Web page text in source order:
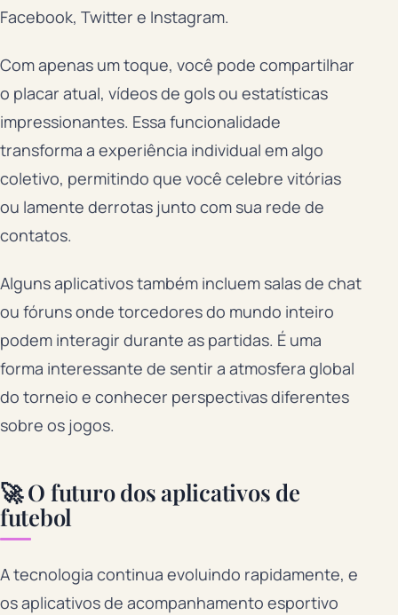
Facebook, Twitter e Instagram.
Com apenas um toque, você pode compartilhar
o placar atual, vídeos de gols ou estatísticas
impressionantes. Essa funcionalidade
transforma a experiência individual em algo
coletivo, permitindo que você celebre vitórias
ou lamente derrotas junto com sua rede de
contatos.
Alguns aplicativos também incluem salas de chat
ou fóruns onde torcedores do mundo inteiro
podem interagir durante as partidas. É uma
forma interessante de sentir a atmosfera global
do torneio e conhecer perspectivas diferentes
sobre os jogos.
🚀 O futuro dos aplicativos de
futebol
A tecnologia continua evoluindo rapidamente, e
os aplicativos de acompanhamento esportivo